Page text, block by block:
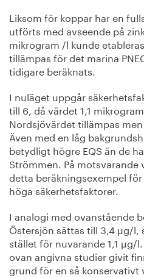
Liksom för koppar har en
utförts med avseende på
mikrogram /l kunde
tillämpas för det marina
tidigare beräknats.
I nuläget uppgår
till 6, då värdet 1,1
Nordsjövärdet tillämpas
Även med en låg
betydligt högre EQS än de
Strömmen. På
detta beräkningsexempel
höga säkerhetsfaktorer.
I analogi med ovanstående
Östersjön sättas till 3,4 µg/l,
stället för nuvarande 1,1 μg/
ovan angivna studier givit
grund för en så konservativt